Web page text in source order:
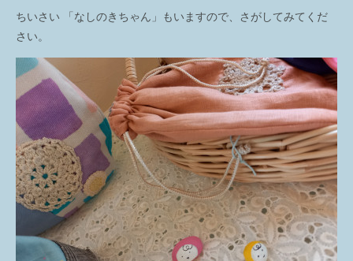
ちいさい 「なしのきちゃん」もいますので、さがしてみてくだ
さい。